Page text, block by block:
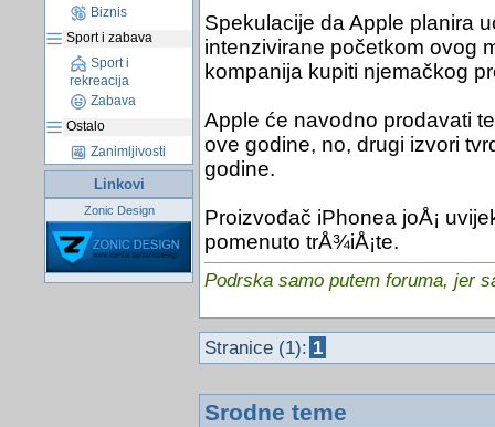
Biznis
Sport i zabava
Sport i
rekreacija
Zabava
Ostalo
Zanimljivosti
Linkovi
Zonic Design
Spekulacije da Apple planira
intenzivirane početkom ovog
kompanija kupiti njemačkog
Apple će navodno prodavati
ove godine, no, drugi izvori
godine.
Proizvođač iPhonea joÅ¡
pomenuto trÅ¾iÅ¡te.
Podrska samo putem foruma, jer
Stranice (1): 1
Srodne teme